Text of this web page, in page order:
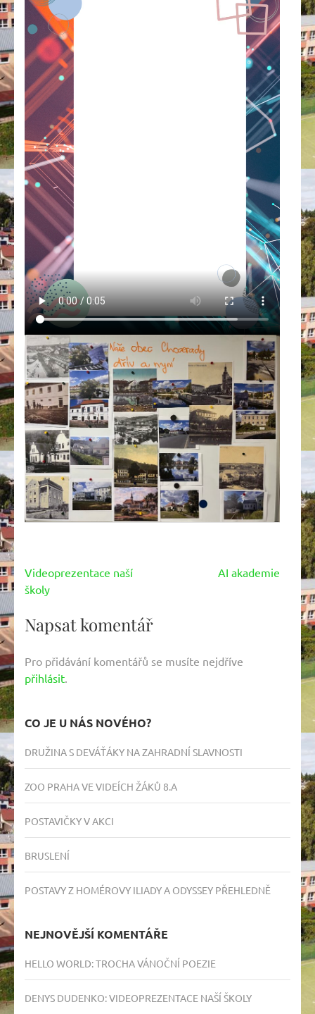
Navigace
pro
Videoprezentace naší
školy
AI akademie
Napsat komentář
Pro přidávání komentářů se musíte nejdříve
přihlásit.
CO JE U NÁS NOVÉHO?
DRUŽINA S DEVÁŤÁKY NA ZAHRADNÍ SLAVNOSTI
ZOO PRAHA VE VIDEÍCH ŽÁKŮ 8.A
POSTAVIČKY V AKCI
BRUSLENÍ
POSTAVY Z HOMÉROVY ILIADY A ODYSSEY PŘEHLEDNĚ
NEJNOVĚJŠÍ KOMENTÁŘE
HELLO WORLD:TROCHA VÁNOČNÍ POEZIE
DENYS DUDENKO:VIDEOPREZENTACE NAŠÍ ŠKOLY